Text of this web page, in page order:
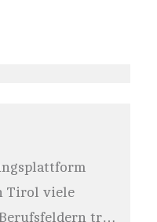
Tirol viele
trotz